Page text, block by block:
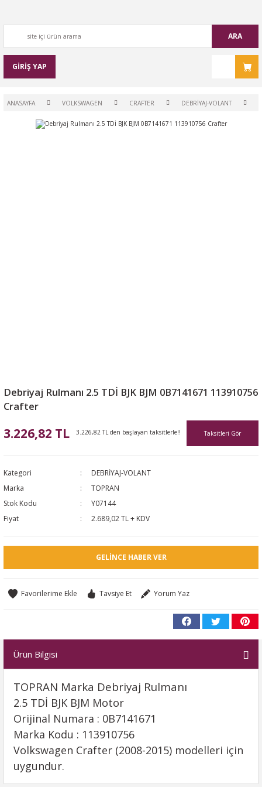
ARA
GİRİŞ YAP
ANASAYFA VOLKSWAGEN CRAFTER DEBRİYAJ-VOLANT
Debriyaj Rulmanı 2.5 TDİ BJK BJM 0B7141671 113910756
Crafter
3.226,82 TL 3.226,82 TL den başlayan taksitlerle!! Taksitleri Gör
Kategori
DEBRİYAJ-VOLANT
Marka
TOPRAN
Stok Kodu
Y07144
Fiyat
2.689,02 TL + KDV
GELINCE HABER VER
Tavsiye Et Yorum Yaz
Ürün Bilgisi
TOPRAN Marka Debriyaj Rulmanı
2.5 TDİ BJK BJM Motor
Orijinal Numara : 0B7141671
Marka Kodu : 113910756
Volkswagen Crafter (2008-2015) modelleri için
uygundur.